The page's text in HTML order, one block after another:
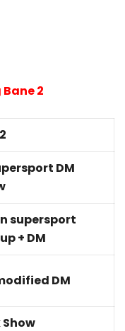
Bane 2
DM
supersport
+ DM
DM